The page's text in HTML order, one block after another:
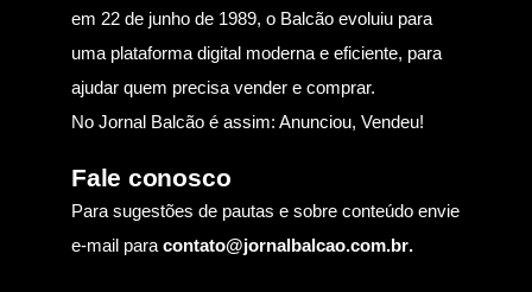
em 22 de junho de 1989, o Balcão evoluiu para
uma plataforma digital moderna e eficiente, para
ajudar quem precisa vender e comprar.
No Jornal Balcão é assim: Anunciou, Vendeu!
Fale conosco
Para sugestões de pautas e sobre conteúdo envie
e-mail para contato@jornalbalcao.com.br.